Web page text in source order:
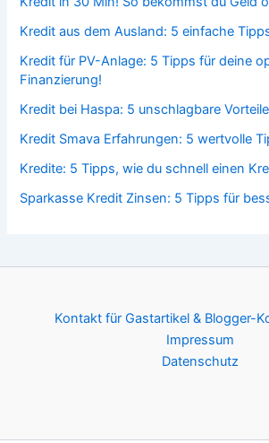
Kredit aus dem Ausland: 5 einfache
Kredit für PV-Anlage: 5 Tipps für deine
Finanzierung!
Kredit bei Haspa: 5 unschlagbare
Kredit Smava Erfahrungen: 5 wertvolle
Kredite: 5 Tipps, wie du schnell einen
Sparkasse Kredit Zinsen: 5 Tipps für
Kontakt für Gastartikel & Blogger-
Impressum
Datenschutz